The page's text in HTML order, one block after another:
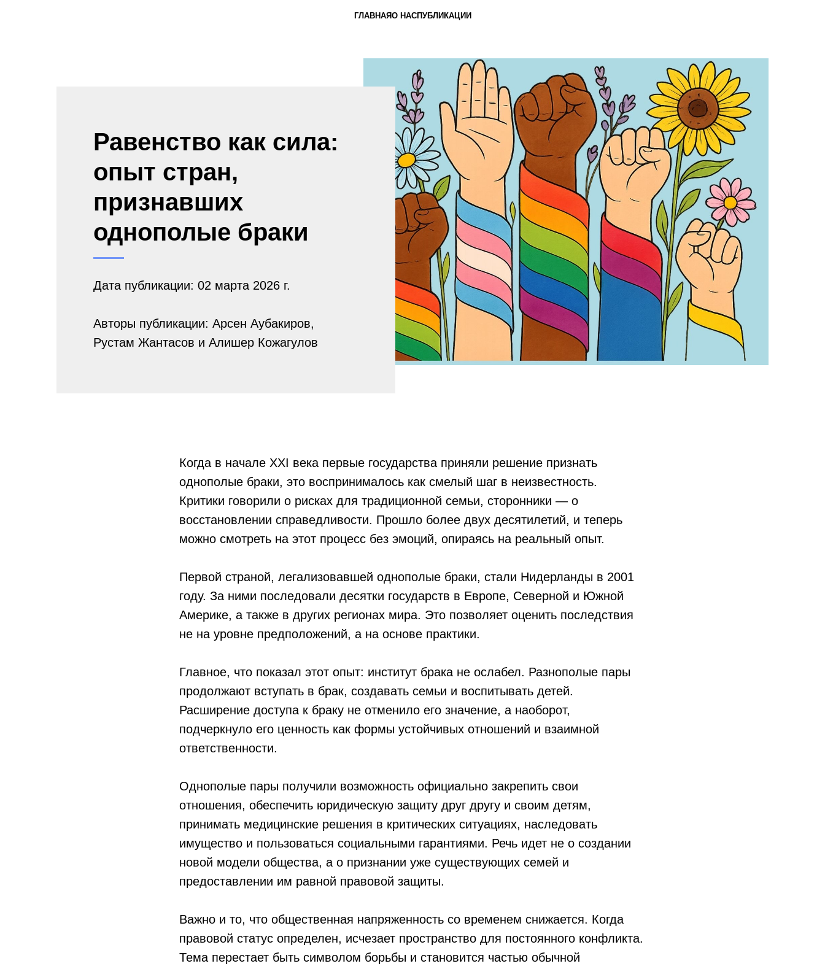
ГЛАВНАЯО НАСПУБЛИКАЦИИ
Равенство как сила:
опыт стран,
признавших
однополые браки
Дата публикации: 02 марта 2026 г.
Авторы публикации: Арсен Аубакиров,
Рустам Жантасов и Алишер Кожагулов
Когда в начале XXI века первые государства приняли решение признать
однополые браки, это воспринималось как смелый шаг в неизвестность.
Критики говорили о рисках для традиционной семьи, сторонники — о
восстановлении справедливости. Прошло более двух десятилетий, и теперь
можно смотреть на этот процесс без эмоций, опираясь на реальный опыт.
Первой страной, легализовавшей однополые браки, стали Нидерланды в 2001
году. За ними последовали десятки государств в Европе, Северной и Южной
Америке, а также в других регионах мира. Это позволяет оценить последствия
не на уровне предположений, а на основе практики.
Главное, что показал этот опыт: институт брака не ослабел. Разнополые пары
продолжают вступать в брак, создавать семьи и воспитывать детей.
Расширение доступа к браку не отменило его значение, а наоборот,
подчеркнуло его ценность как формы устойчивых отношений и взаимной
ответственности.
Однополые пары получили возможность официально закрепить свои
отношения, обеспечить юридическую защиту друг другу и своим детям,
принимать медицинские решения в критических ситуациях, наследовать
имущество и пользоваться социальными гарантиями. Речь идет не о создании
новой модели общества, а о признании уже существующих семей и
предоставлении им равной правовой защиты.
Важно и то, что общественная напряженность со временем снижается. Когда
правовой статус определен, исчезает пространство для постоянного конфликта.
Тема перестает быть символом борьбы и становится частью обычной